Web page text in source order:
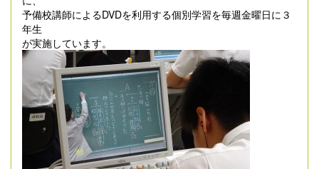
予備校講師によるDVDを利用する個別学習を毎週金曜日に３
年生
が実施しています。